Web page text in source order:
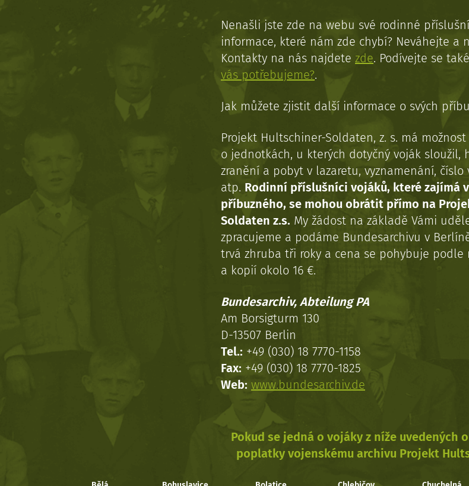
Nenašli jste zde na webu své rodinné
informace, které nám zde chybí? Neváhejte a
Kontakty na nás najdete zde. Podívejte se
vás potřebujeme?.
Jak můžete zjistit další informace o svých
Projekt Hultschiner-Soldaten, z. s. má
o jednotkách, u kterých dotyčný voják sloužil,
zranění a pobyt v lazaretu, vyznamenání, číslo
atp. Rodinní příslušníci vojáků, které zajímá
příbuzného, se mohou obrátit přímo na
Soldaten z.s. My žádost na základě Vámi
zpracujeme a podáme Bundesarchivu v
trvá zhruba tři roky a cena se pohybuje podle
a kopií okolo 16 €.
Bundesarchiv, Abteilung PA
Am Borsigturm 130
D-13507 Berlin
Tel.: +49 (030) 18 7770-1158
Fax: +49 (030) 18 7770-1825
Web: www.bundesarchiv.de
Pokud se jedná o vojáky z níže uvedených
poplatky vojenskému archivu Projekt